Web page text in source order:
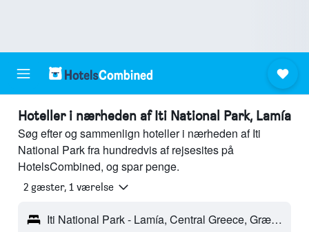
Hoteller i nærheden af Iti National Park, Lamía
Søg efter og sammenlign hoteller i nærheden af Iti
National Park fra hundredvis af rejsesites på
HotelsCombined, og spar penge.
2 gæster, 1 værelse
Iti National Park - Lamía, Central Greece, Grækenland